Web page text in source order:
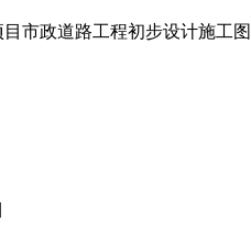
市政道路工程初步设计施工图